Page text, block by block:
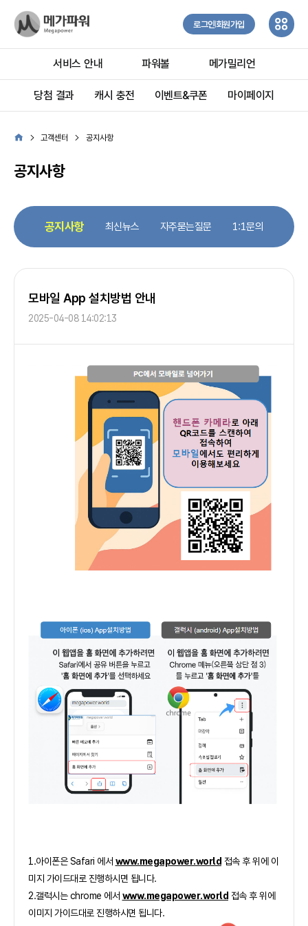
로그인회원가입
서비스 안내 파워볼 메가밀리언
당첨 결과 캐시 충전 이벤트&쿠폰 마이페이지
공지사항
고객센터 공지사항
공지사항 최신뉴스 자주묻는질문 1:1문의
모바일 App 설치방법 안내
2025-04-08 14:02:13
1.아이폰은 Safari 에서 www.megapower.world 접속 후 위에 이
미지 가이드대로 진행하시면 됩니다.
2.갤럭시는 chrome 에서 www.megapower.world 접속 후 위에
이미지 가이드대로 진행하시면 됩니다.